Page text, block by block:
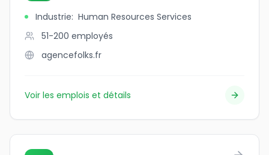
Industrie: Human Resources Services
51-200 employés
agencefolks.fr
Voir les emplois et détails